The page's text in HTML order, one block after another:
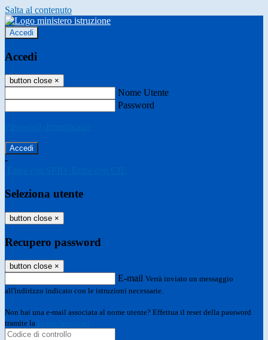
Salta al contenuto
Accedi
Accedi
button close ×
Nome Utente
Password
-
Seleziona utente
button close ×
Recupero password
button close ×
E-mail Verrà inviato un messaggio
all'indirizzo indicato con le istruzioni necessarie.
Non hai una e-mail associata al nome utente? Effettua il reset della password
tramite la